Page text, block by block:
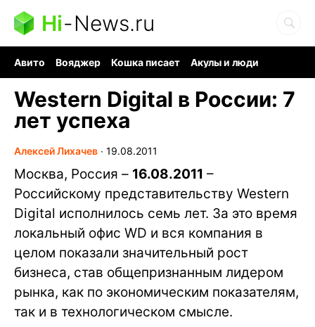
Hi-News.ru
Авито Вояджер Кошка писает
Акулы и люди
Western Digital в России: 7
лет успеха
Алексей Лихачев ∙ 19.08.2011
Москва, Россия – 16.08.2011 –
Российскому представительству Western
Digital исполнилось семь лет. За это время
локальный офис WD и вся компания в
целом показали значительный рост
бизнеса, став общепризнанным лидером
рынка, как по экономическим показателям,
так и в технологическом смысле.